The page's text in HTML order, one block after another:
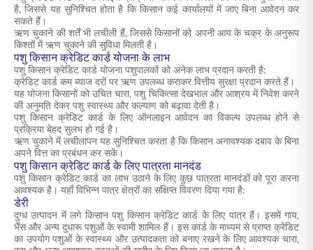
है, जिससे यह सुनिश्चित होता है कि किसान कई कार्यालयों में जाए बिना आवेदन कर
सकते हैं।
ऋण चुकाने की शर्तें भी लचीली हैं, जिससे किसानों को अपनी आय के चक्र के अनुरूप
किश्तों में ऋण चुकाने की सुविधा मिलती है।
पशु किसान क्रेडिट कार्ड योजना के लाभ
पशु किसान क्रेडिट कार्ड योजना पशुपालकों को अनेक लाभ प्रदान करती है:
क्रेडिट कार्ड कम ब्याज दरों पर ऋण उपलब्ध कराकर वित्तीय सुरक्षा प्रदान करते हैं।
यह योजना किसानों को उचित चारा, पशु चिकित्सा देखभाल और आश्रय में निवेश करने
की अनुमति देकर पशु स्वास्थ्य और कल्याण को बढ़ावा देती है।
पशु किसान क्रेडिट कार्ड के लिए ऑनलाइन आवेदन का विकल्प उपलब्ध होने से
प्रक्रिया बेहद सुलभ हो गई है।
ऋण चुकाने में लचीलापन यह सुनिश्चित करता है कि किसान अनावश्यक दबाव के बिना
अपने वित्त का प्रबंधन कर सकें।
पशु किसान क्रेडिट कार्ड के लिए पात्रता मानदंड
पशु किसान क्रेडिट कार्ड का लाभ उठाने के लिए कुछ पात्रता मानदंडों को पूरा करना
आवश्यक है। यहाँ विभिन्न पात्र क्षेत्रों का संक्षिप्त विवरण दिया गया है:
डेरी
दुग्ध उत्पादन में लगे किसान पशु किसान क्रेडिट कार्ड के लिए पात्र हैं। इसमें गाय,
भैंस और अन्य दुधारू पशुओं के स्वामी शामिल हैं। इस कार्ड के माध्यम से प्राप्त क्रेडिट
का उपयोग पशुओं के स्वास्थ्य और उत्पादकता को बनाए रखने के लिए आवश्यक चारा,